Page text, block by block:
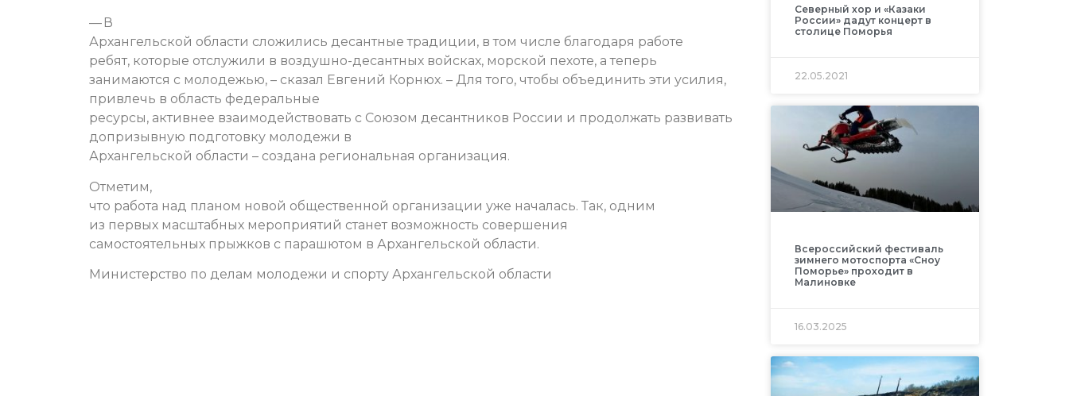
— В
Архангельской области сложились десантные традиции, в том числе благодаря работе
ребят, которые отслужили в воздушно-десантных войсках, морской пехоте, а теперь
занимаются с молодежью, – сказал Евгений Корнюх. – Для того, чтобы объединить эти усилия,
привлечь в область федеральные
ресурсы, активнее взаимодействовать с Союзом десантников России и продолжать развивать
допризывную подготовку молодежи в
Архангельской области – создана региональная организация.
Отметим,
что работа над планом новой общественной организации уже началась. Так, одним
из первых масштабных мероприятий станет возможность совершения
самостоятельных прыжков с парашютом в Архангельской области.
Министерство по делам молодежи и спорту Архангельской области
Северный хор и «Казаки
России» дадут концерт в
столице Поморья
22.05.2021
Всероссийский фестиваль
зимнего мотоспорта «Сноу
Поморье» проходит в
Малиновке
16.03.2025